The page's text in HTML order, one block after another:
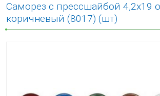
Саморез с прессшайбой 4,2х19
коричневый (8017) (шт)